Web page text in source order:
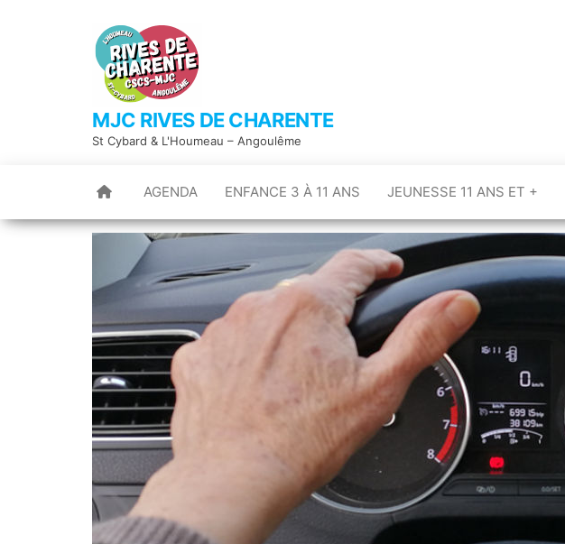
MJC RIVES DE CHARENTE
St Cybard & L'Houmeau – Angoulême
AGENDA ENFANCE 3 À 11 ANS JEUNESSE 11 ANS ET +